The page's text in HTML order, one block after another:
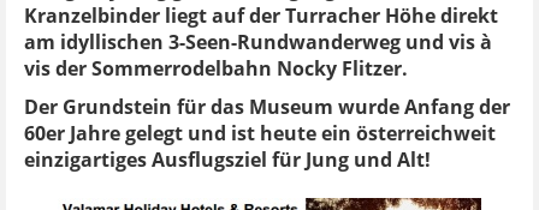
Kranzelbinder liegt auf der Turracher Höhe direkt
am idyllischen 3-Seen-Rundwanderweg und vis à
vis der Sommerrodelbahn Nocky Flitzer.
Der Grundstein für das Museum wurde Anfang der
60er Jahre gelegt und ist heute ein österreichweit
einzigartiges Ausflugsziel für Jung und Alt!